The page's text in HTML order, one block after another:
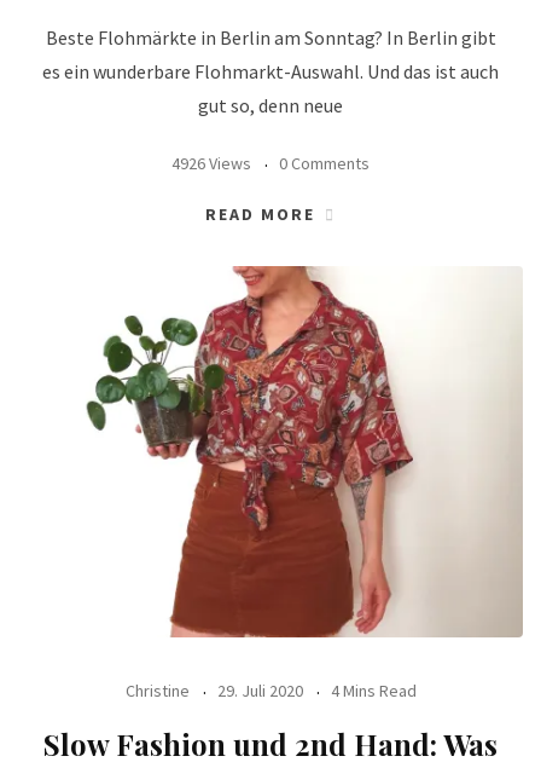
Beste Flohmärkte in Berlin am Sonntag? In Berlin gibt
es ein wunderbare Flohmarkt-Auswahl. Und das ist auch
gut so, denn neue
4926 Views 0 Comments
READ MORE
Christine 29. Juli 2020 4 Mins Read
Slow Fashion und 2nd Hand: Was